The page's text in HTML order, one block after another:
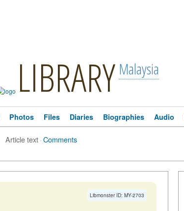
LIBRARY Malaysia
Photos Files Diaries Biographies Audio
Article text·Comments
Libmonster ID: MY-2703